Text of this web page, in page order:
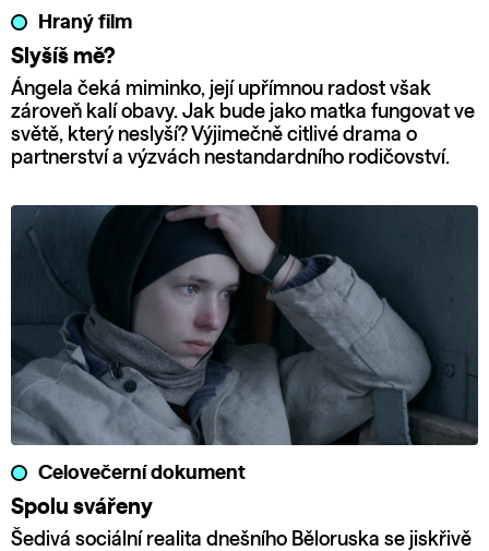
Hraný film
Slyšíš mě?
Ángela čeká miminko, její upřímnou radost však
zároveň kalí obavy. Jak bude jako matka fungovat ve
světě, který neslyší? Výjimečně citlivé drama o
partnerství a výzvách nestandardního rodičovství.
Celovečerní dokument
Spolu svářeny
Šedivá sociální realita dnešního Běloruska se jiskřivě